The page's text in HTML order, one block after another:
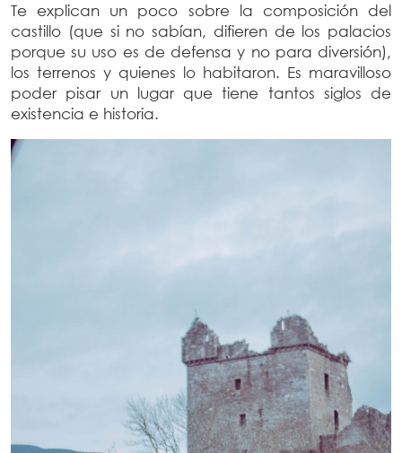
Te explican un poco sobre la composición del
castillo (que si no sabían, difieren de los palacios
porque su uso es de defensa y no para diversión),
los terrenos y quienes lo habitaron. Es maravilloso
poder pisar un lugar que tiene tantos siglos de
existencia e historia.